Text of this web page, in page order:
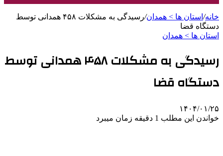
خانه/ استان ها > همدان/
رسیدگی به مشکلات ۴۵۸ همدانی توسط
دستگاه قضا
استان ها > همدان
رسیدگی به مشکلات ۴۵۸ همدانی توسط
دستگاه قضا
۱۴۰۴/۰۱/۲۵
خواندن این مطلب 1 دقیقه زمان میبرد